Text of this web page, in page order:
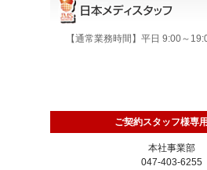
【通常業務時間】平日 9:00～
ご契約スタッフ様専
本社事業部
047-403-6255